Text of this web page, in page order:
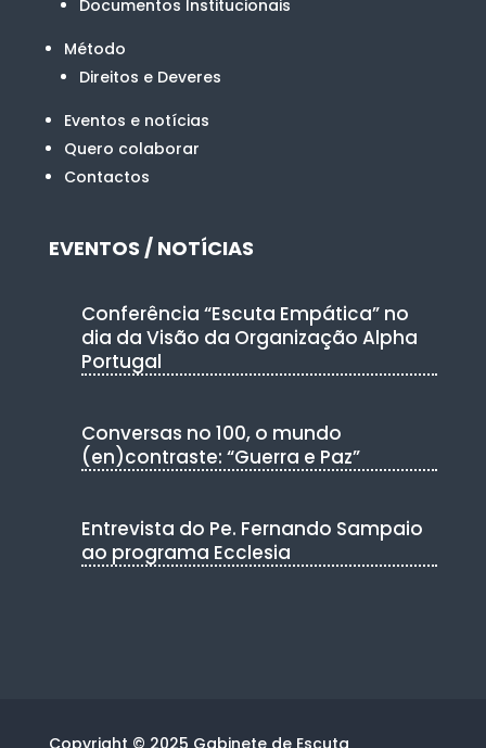
Documentos Institucionais
Método
Direitos e Deveres
Eventos e notícias
Quero colaborar
Contactos
EVENTOS / NOTÍCIAS
Conferência “Escuta Empática” no
dia da Visão da Organização Alpha
Portugal
Conversas no 100, o mundo
(en)contraste: “Guerra e Paz”
Entrevista do Pe. Fernando Sampaio
ao programa Ecclesia